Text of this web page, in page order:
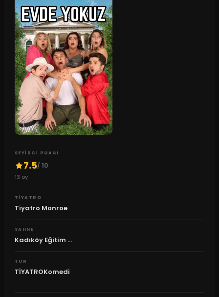
SEYIRCI PUANI
7.5/ 10
13 oy
TIYATRO
Tiyatro Monroe
SAHNE
Kadıköy Eğitim ...
TUR
TİYATROKomedi